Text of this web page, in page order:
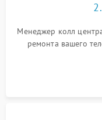
Менеджер колл
ремонта вашего